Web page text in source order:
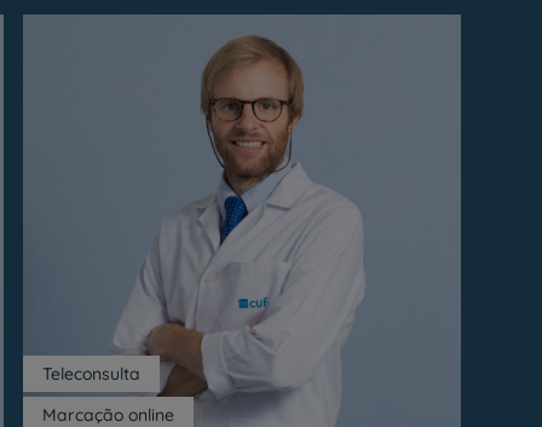
Marcação online
Teleconsulta